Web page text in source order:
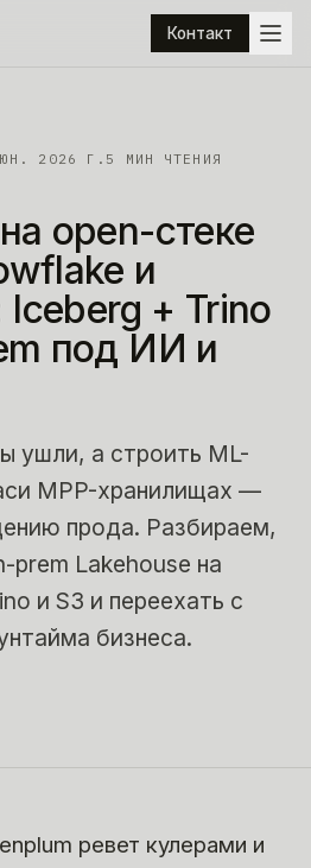
Контакт
2026 Г. 5
МИН ЧТЕНИЯ
на open-стеке
и
Iceberg + Trino
под ИИ и
ушли, а строить ML-
MPP-хранилищах —
прода. Разбираем,
prem Lakehouse на
и S3 и переехать с
бизнеса.
ревет кулерами и